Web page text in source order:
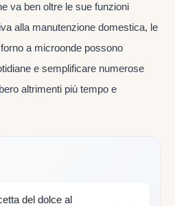
va ben oltre le sue funzioni
alla manutenzione domestica, le
a microonde possono
e semplificare numerose
altrimenti più tempo e
del dolce al